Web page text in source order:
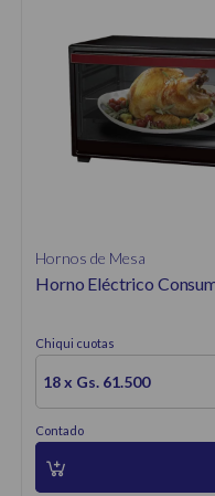
Hornos de Mesa
Horno Eléctrico
Chiqui cuotas
18 x Gs. 61.500
Contado